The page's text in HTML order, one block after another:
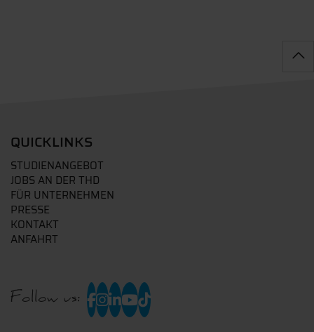
QUICKLINKS
STUDIENANGEBOT
JOBS AN DER THD
FÜR UNTERNEHMEN
PRESSE
KONTAKT
ANFAHRT
Follow us: